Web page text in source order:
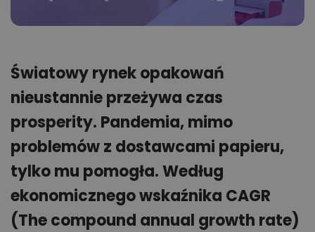
Światowy rynek opakowań
nieustannie przeżywa czas
prosperity. Pandemia, mimo
problemów z dostawcami papieru,
tylko mu pomogła. Według
ekonomicznego wskaźnika CAGR
(The compound annual growth rate)